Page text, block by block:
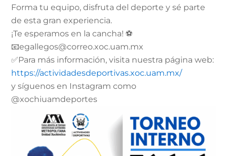
Forma tu equipo, disfruta del deporte y sé parte
de esta gran experiencia.
¡Te esperamos en la cancha! ⚽
📧egallegos@correo.xoc.uam.mx
✅Para más información, visita nuestra página web:
https://actividadesdeportivas.xoc.uam.mx/
y síguenos en Instagram como
@xochiuamdeportes